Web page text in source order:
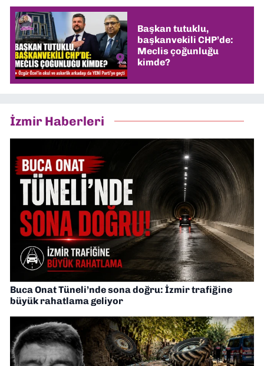
Başkan tutuklu,
başkanvekili CHP’de:
Meclis çoğunluğu
kimde?
İzmir Haberleri
Buca Onat Tüneli’nde sona doğru: İzmir trafiğine
büyük rahatlama geliyor